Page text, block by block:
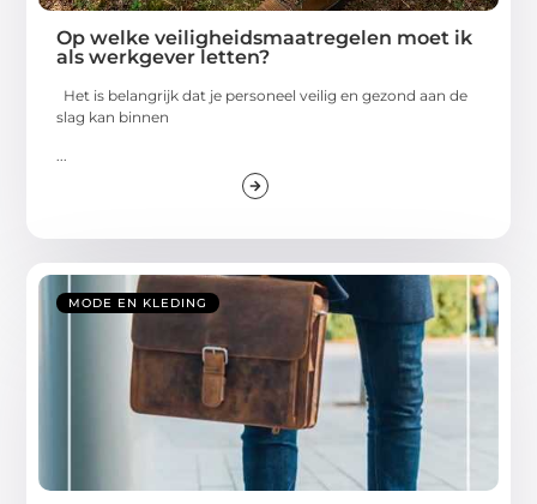
Op welke veiligheidsmaatregelen moet ik
als werkgever letten?
Het is belangrijk dat je personeel veilig en gezond aan de
slag kan binnen
...
MODE EN KLEDING